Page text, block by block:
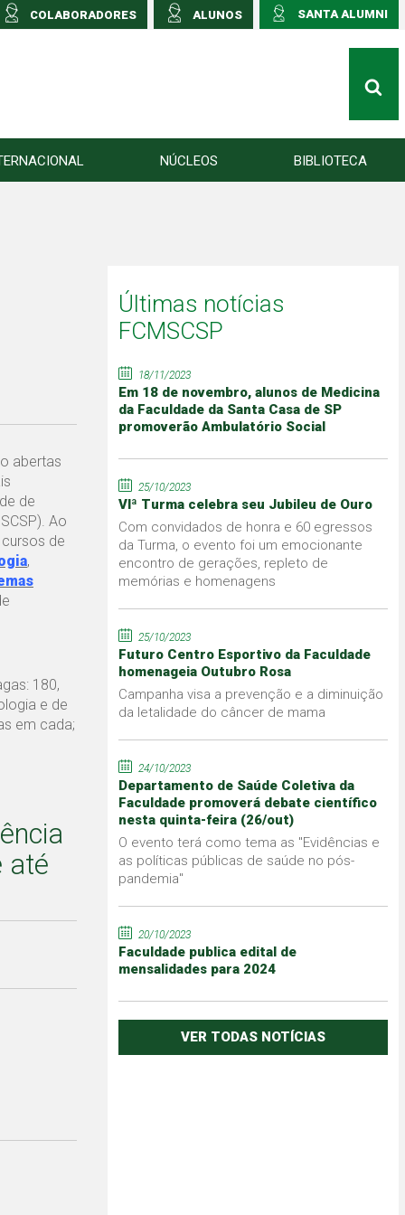
SANTA ALUMNI
ALUNOS
COLABORADORES
NÚCLEOS BIBLIOTECA
abertas
de
Ao
de
,
180,
e de
em cada;
até
Últimas notícias
FCMSCSP
18/11/2023
Em 18 de novembro, alunos de Medicina
da Faculdade da Santa Casa de SP
promoverão Ambulatório Social
25/10/2023
VIª Turma celebra seu Jubileu de Ouro
Com convidados de honra e 60 egressos
da Turma, o evento foi um emocionante
encontro de gerações, repleto de
memórias e homenagens
25/10/2023
Futuro Centro Esportivo da Faculdade
homenageia Outubro Rosa
Campanha visa a prevenção e a diminuição
da letalidade do câncer de mama
24/10/2023
Departamento de Saúde Coletiva da
Faculdade promoverá debate científico
nesta quinta-feira (26/out)
O evento terá como tema as "Evidências e
as políticas públicas de saúde no pós-
pandemia"
20/10/2023
Faculdade publica edital de
mensalidades para 2024
VER TODAS NOTÍCIAS